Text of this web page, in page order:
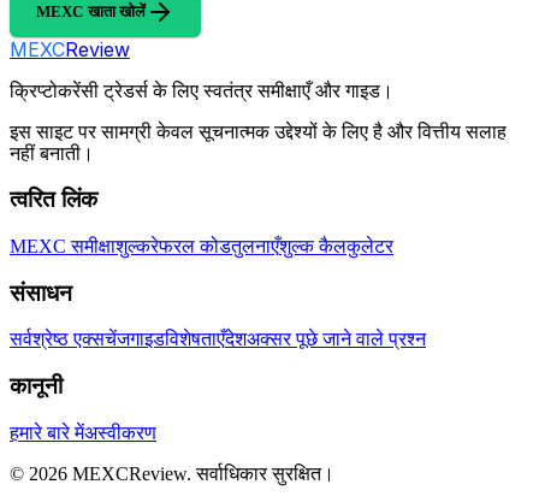
MEXC खाता खोलें
MEXCReview
क्रिप्टोकरेंसी ट्रेडर्स के लिए स्वतंत्र समीक्षाएँ और गाइड।
इस साइट पर सामग्री केवल सूचनात्मक उद्देश्यों के लिए है और वित्तीय सलाह
नहीं बनाती।
त्वरित लिंक
MEXC समीक्षाशुल्करेफरल कोडतुलनाएँशुल्क कैलकुलेटर
संसाधन
सर्वश्रेष्ठ एक्सचेंजगाइडविशेषताएँदेशअक्सर पूछे जाने वाले प्रश्न
कानूनी
हमारे बारे मेंअस्वीकरण
© 2026 MEXCReview.सर्वाधिकार सुरक्षित।